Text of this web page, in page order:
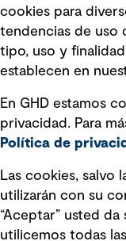
Declaración sobre la
moderna
Información sobre
mensajes y avisos
Estándar de accesibilidad
Gestión de la Integridad
Marketing y
Vendors
cookies para
tendencias de uso
tipo, uso y
establecen en
En GHD estamos
privacidad. Para
Política de
Las cookies, salvo
utilizarán con su
“Aceptar” usted
utilicemos todas